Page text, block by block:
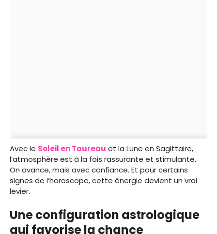
Avec le Soleil en Taureau et la Lune en Sagittaire,
l’atmosphère est à la fois rassurante et stimulante.
On avance, mais avec confiance. Et pour certains
signes de l’horoscope, cette énergie devient un vrai
levier.
Une configuration astrologique
qui favorise la chance